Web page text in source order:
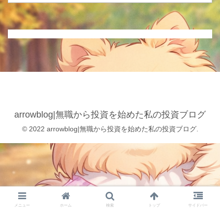
arrowblog|無職から投資を始めた私の投資ブログ
© 2022 arrowblog|無職から投資を始めた私の投資ブログ.
メニュー ホーム 検索 トップ サイドバー